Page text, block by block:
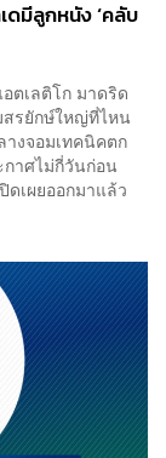
ดมีลูกหนัง ‘คลับ
ตเลติโก มาดริด
สรยักษ์ใหญ่ที่ไหน
งจอมเทคนิคตก
าศไม่กี่วันก่อน
ดเผยออกมาแล้ว